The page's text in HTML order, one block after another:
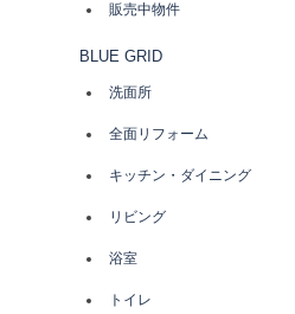
販売中物件
BLUE GRID
洗面所
全面リフォーム
キッチン・ダイニング
リビング
浴室
トイレ